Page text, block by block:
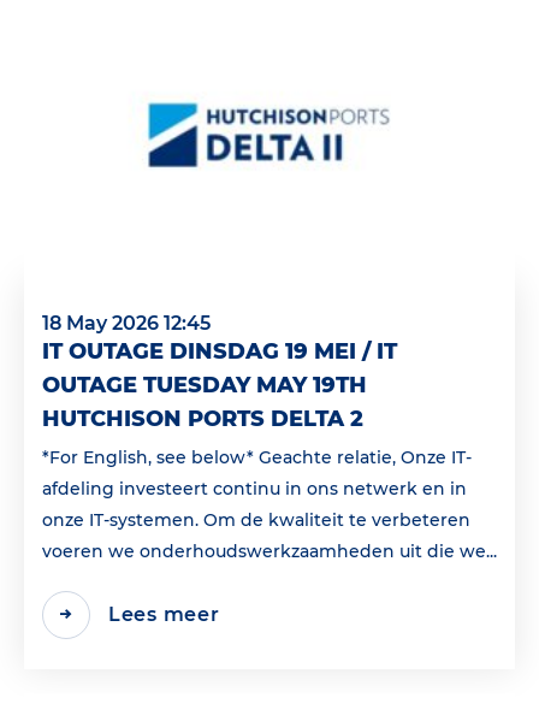
18 May 2026 12:45
IT OUTAGE DINSDAG 19 MEI / IT
OUTAGE TUESDAY MAY 19TH
HUTCHISON PORTS DELTA 2
*For English, see below* Geachte relatie, Onze IT-
afdeling investeert continu in ons netwerk en in
onze IT-systemen. Om de kwaliteit te verbeteren
voeren we onderhoudswerkzaamheden uit die we...
Lees meer